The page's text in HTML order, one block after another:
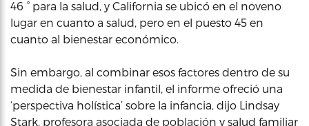
46 ° para la salud, y California se ubicó en el noveno
lugar en cuanto a salud, pero en el puesto 45 en
cuanto al bienestar económico.
Sin embargo, al combinar esos factores dentro de su
medida de bienestar infantil, el informe ofreció una
‘perspectiva holística’ sobre la infancia, dijo Lindsay
Stark, profesora asociada de población y salud familiar